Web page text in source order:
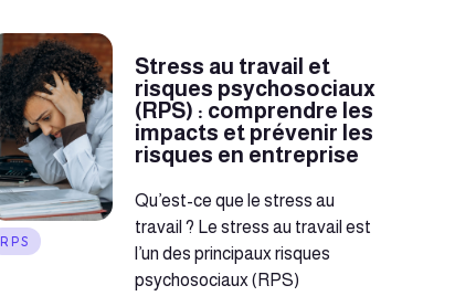
RPS
Stress au travail et
risques psychosociaux
(RPS) : comprendre les
impacts et prévenir les
risques en entreprise
Qu’est-ce que le stress au
travail ? Le stress au travail est
l’un des principaux risques
psychosociaux (RPS)